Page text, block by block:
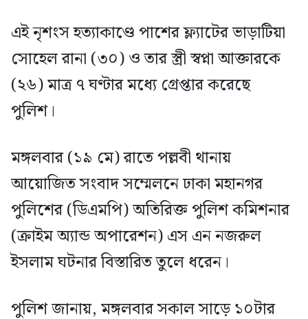
এই নৃশংস হত্যাকাণ্ডে পাশের ফ্ল্যাটের ভাড়াটিয়া
সোহেল রানা (৩০) ও তার স্ত্রী স্বপ্না আক্তারকে
(২৬) মাত্র ৭ ঘণ্টার মধ্যে গ্রেপ্তার করেছে
পুলিশ।
মঙ্গলবার (১৯ মে) রাতে পল্লবী থানায়
আয়োজিত সংবাদ সম্মেলনে ঢাকা মহানগর
পুলিশের (ডিএমপি) অতিরিক্ত পুলিশ কমিশনার
(ক্রাইম অ্যান্ড অপারেশন) এস এন নজরুল
ইসলাম ঘটনার বিস্তারিত তুলে ধরেন।
পুলিশ জানায়, মঙ্গলবার সকাল সাড়ে ১০টার